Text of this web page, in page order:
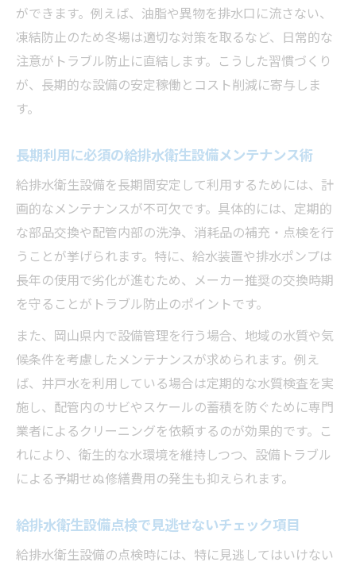
ができます。例えば、油脂や異物を排水口に流さない、
凍結防止のため冬場は適切な対策を取るなど、日常的な
注意がトラブル防止に直結します。こうした習慣づくり
が、長期的な設備の安定稼働とコスト削減に寄与しま
す。
長期利用に必須の給排水衛生設備メンテナンス術
給排水衛生設備を長期間安定して利用するためには、計
画的なメンテナンスが不可欠です。具体的には、定期的
な部品交換や配管内部の洗浄、消耗品の補充・点検を行
うことが挙げられます。特に、給水装置や排水ポンプは
長年の使用で劣化が進むため、メーカー推奨の交換時期
を守ることがトラブル防止のポイントです。
また、岡山県内で設備管理を行う場合、地域の水質や気
候条件を考慮したメンテナンスが求められます。例え
ば、井戸水を利用している場合は定期的な水質検査を実
施し、配管内のサビやスケールの蓄積を防ぐために専門
業者によるクリーニングを依頼するのが効果的です。こ
れにより、衛生的な水環境を維持しつつ、設備トラブル
による予期せぬ修繕費用の発生も抑えられます。
給排水衛生設備点検で見逃せないチェック項目
給排水衛生設備の点検時には、特に見逃してはいけない